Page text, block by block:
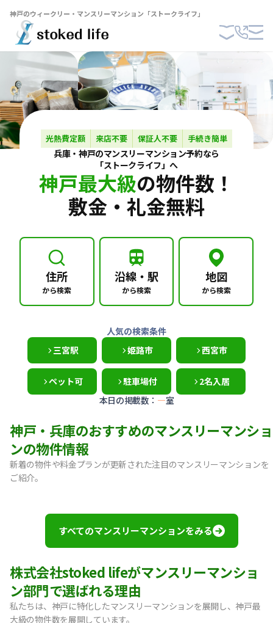
神戸のウィークリー・マンスリーマンション「ストークライフ」
光熱費定額 来店不要 保証人不要 手続き簡単
兵庫・神戸のマンスリーマンション予約なら
「ストークライフ」へ
神戸最大級の物件数！
敷金・礼金無料
住所
から検索
沿線・駅
から検索
地図
から検索
人気の検索条件
三宮駅
姫路市 西宮市
ペット可 駐車場付
2名入居
本日の掲載数： —室
神戸・兵庫のおすすめのマンスリーマンショ
ンの物件情報
新着の物件や料金プランが更新された注目のマンスリーマンションを
ご紹介。
【神戸市中央区・阪急春日野道】Sステイ三宮東フィール
【灘区・JR六甲道】Sステイ六甲道SOUTH・OL｜禁煙ル
【東灘区・摂津本山】Sステイ本山サンハイツOL｜禁煙
【東灘区・阪神御影】Sステイ御影本町OL｜禁煙ルーム・
【神戸・春日野道】Sステイ三宮東アスヴェル｜禁煙ルー
【西宮北口】Sステイ西宮北口第２｜禁煙ルーム・Wi-Fiレ
すべてのマンスリーマンションをみる
株式会社stoked lifeがマンスリーマンショ
ン部門で選ばれる理由
私たちは、神戸に特化したマンスリーマンションを展開し、神戸最
大級の物件数を展開しています。